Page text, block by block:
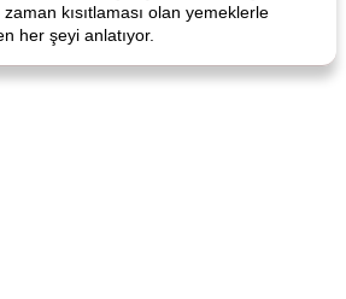
kısıtlaması olan yemeklerle
her şeyi anlatıyor.